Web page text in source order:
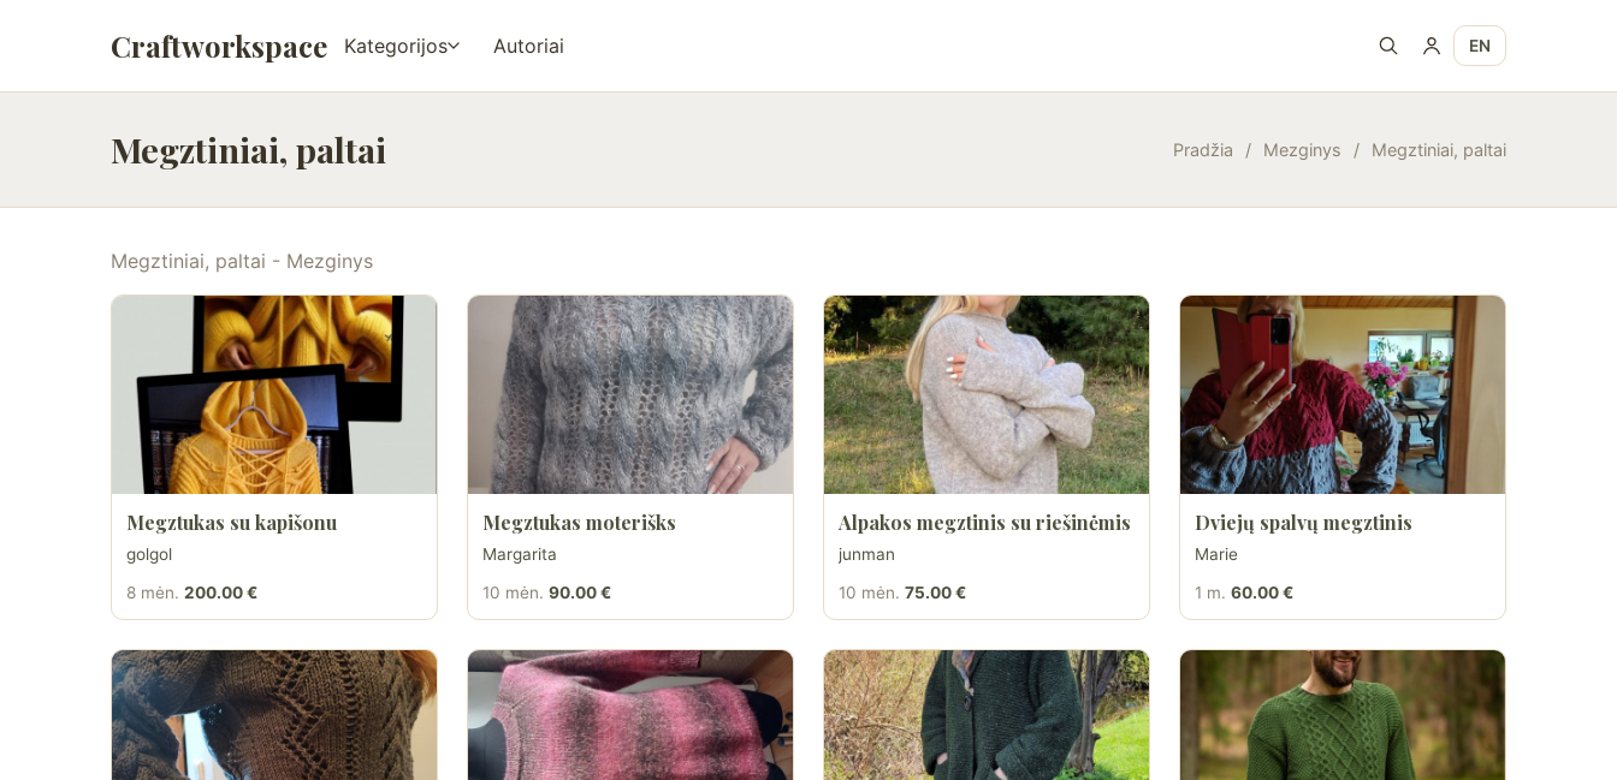
Craftworkspace Kategorijos Autoriai EN
Megztiniai, paltai Pradžia / Mezginys / Megztiniai, paltai
Megztiniai, paltai - Mezginys
Megztukas su kapišonu
golgol
8 mėn. 200.00 €
Megztukas moterišks
Margarita
10 mėn. 90.00 €
Alpakos megztinis su riešinėmis
junman
10 mėn. 75.00 €
Dviejų spalvų megztinis
Marie
1 m. 60.00 €